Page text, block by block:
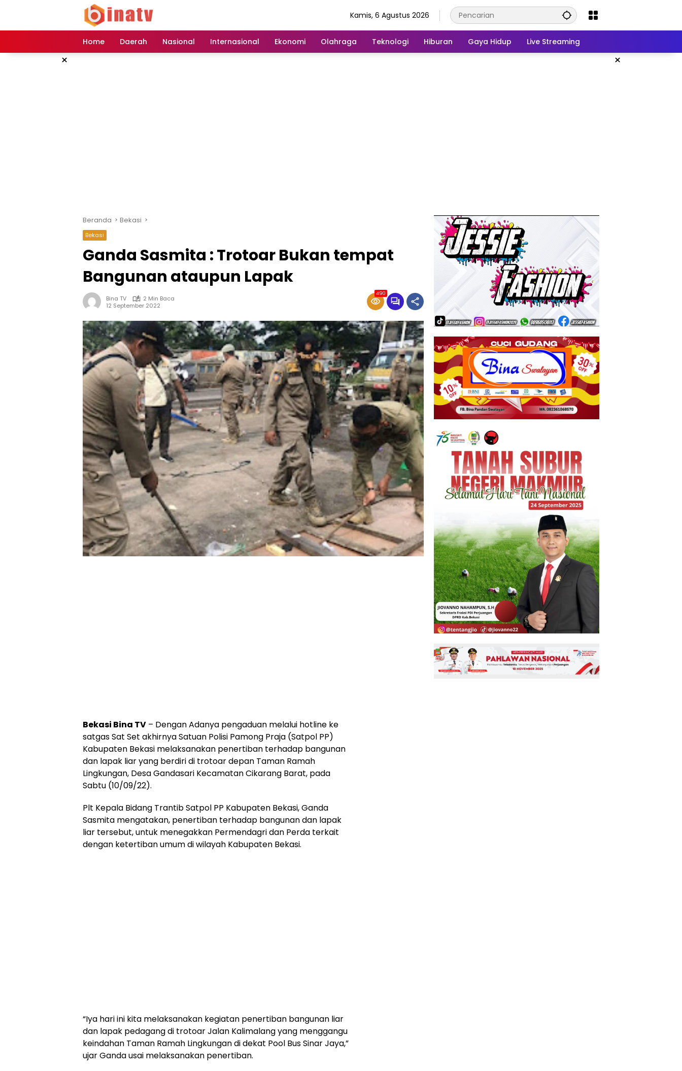
Kamis, 6 Agustus 2026
Home Daerah Nasional Internasional Ekonomi Olahraga Teknologi Hiburan Gaya Hidup Live Streaming
× ×
Beranda Bekasi
Bekasi
Ganda Sasmita : Trotoar Bukan tempat
Bangunan ataupun Lapak
Bina TV
2 Min Baca
12 September 2022
490
Bekasi Bina TV – Dengan Adanya pengaduan melalui hotline ke
satgas Sat Set akhirnya Satuan Polisi Pamong Praja (Satpol PP)
Kabupaten Bekasi melaksanakan penertiban terhadap bangunan
dan lapak liar yang berdiri di trotoar depan Taman Ramah
Lingkungan, Desa Gandasari Kecamatan Cikarang Barat, pada
Sabtu (10/09/22).
Plt Kepala Bidang Trantib Satpol PP Kabupaten Bekasi, Ganda
Sasmita mengatakan, penertiban terhadap bangunan dan lapak
liar tersebut, untuk menegakkan Permendagri dan Perda terkait
dengan ketertiban umum di wilayah Kabupaten Bekasi.
“Iya hari ini kita melaksanakan kegiatan penertiban bangunan liar
dan lapak pedagang di trotoar Jalan Kalimalang yang menggangu
keindahan Taman Ramah Lingkungan di dekat Pool Bus Sinar Jaya,”
ujar Ganda usai melaksanakan penertiban.